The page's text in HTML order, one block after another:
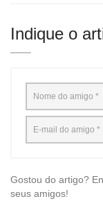
Indique o
Gostou do artigo?
seus amigos!